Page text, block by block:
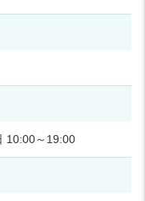
10:00～19:00